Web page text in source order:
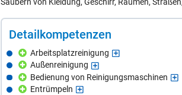
De­tail­kom­pe­ten­zen
Arbeitsplatzreinigung
Außenreinigung
Bedienung von Reinigungsmaschinen
Entrümpeln